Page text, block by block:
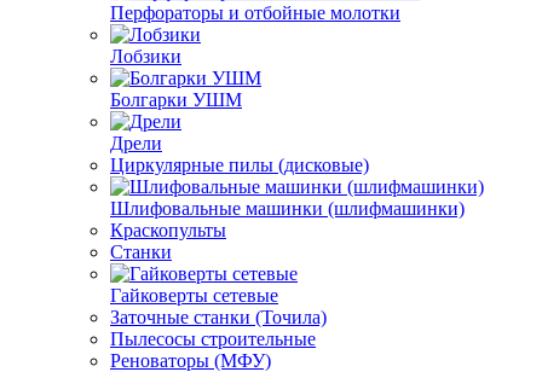
Перфораторы и отбойные молотки
Лобзики
Болгарки УШМ
Дрели
Циркулярные пилы (дисковые)
Шлифовальные машинки (шлифмашинки)
Краскопульты
Станки
Гайковерты сетевые
Заточные станки (Точила)
Пылесосы строительные
Реноваторы (МФУ)